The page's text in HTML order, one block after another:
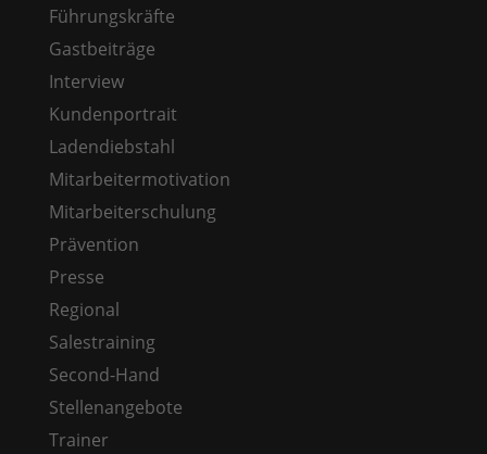
Führungskräfte
Gastbeiträge
Interview
Kundenportrait
Ladendiebstahl
Mitarbeitermotivation
Mitarbeiterschulung
Prävention
Presse
Regional
Salestraining
Second-Hand
Stellenangebote
Trainer